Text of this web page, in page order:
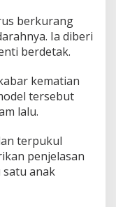
berkurang
Ia diberi
berdetak.
kematian
tersebut
lalu.
terpukul
penjelasan
satu anak